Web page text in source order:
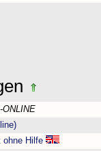
ONLINE
ohne Hilfe